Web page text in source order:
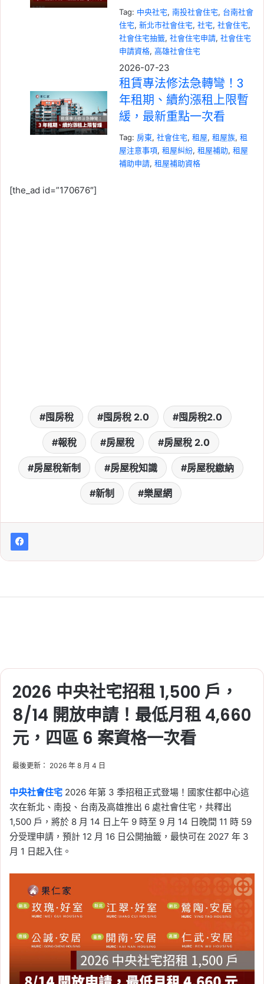
Tag: 中央社宅, 南投社會住宅, 台南社會
住宅, 新北市社會住宅, 社宅, 社會住宅
社會住宅抽籤, 社會住宅申請, 社會住宅
申請資格, 高雄社會住宅
2026-07-23
租賃專法修法急轉彎！3
年租期、續約漲租上限暫
緩，最新重點一次看
Tag: 房東, 社會住宅, 租屋, 租屋族, 租
屋注意事項, 租屋糾紛, 租屋補助, 租屋
補助申請, 租屋補助資格
看 2.5 萬，竹科工程師也
喊痛？
Tag:新竹, 新竹市, 新竹縣, 樂屋網
屋, 租屋市場趨勢 , 租屋族, 租金
2026-06-29
桃園社會住宅續租租金
Tag: 桃園, 桃園社宅基地 , 桃園社宅懶人
包, 桃園社宅戶數, 桃園社會住宅, 桃園
租屋
, 社會住宅
2026-06-10
新低！連續 5 個月跌破
2%
Tag: 信義, 信義不動產評論, 信義代銷 ,
信義全球資產公司, 信義嘉學, 信義房屋
2026 新北社宅：新莊、
新店、三峽 6/10 起遞補
招租，申請時間、資格、
房型租金一次看
Tag:新北, 新北市, 新北市建案, 新北市
社會住宅, 社宅, 社會住宅, 社會住宅抽
[the_ad id=”170676″]
囤房稅 囤房稅 2.0 囤房稅2.0
報稅 房屋稅 房屋稅 2.0
房屋稅新制 房屋稅知識 房屋稅繳納
新制 樂屋網
2026 中央社宅招租 1,500 戶，
8/14 開放申請！最低月租 4,660
元，四區 6 案資格一次看
最後更新： 2026 年 8 月 4 日
中央社會住宅 2026 年第 3 季招租正式登場！國家住都中心這
次在新北、南投、台南及高雄推出 6 處社會住宅，共釋出
1,500 戶，將於 8 月 14 日上午 9 時至 9 月 14 日晚間 11 時 59
分受理申請，預計 12 月 16 日公開抽籤，最快可在 2027 年 3
月 1 日起入住。